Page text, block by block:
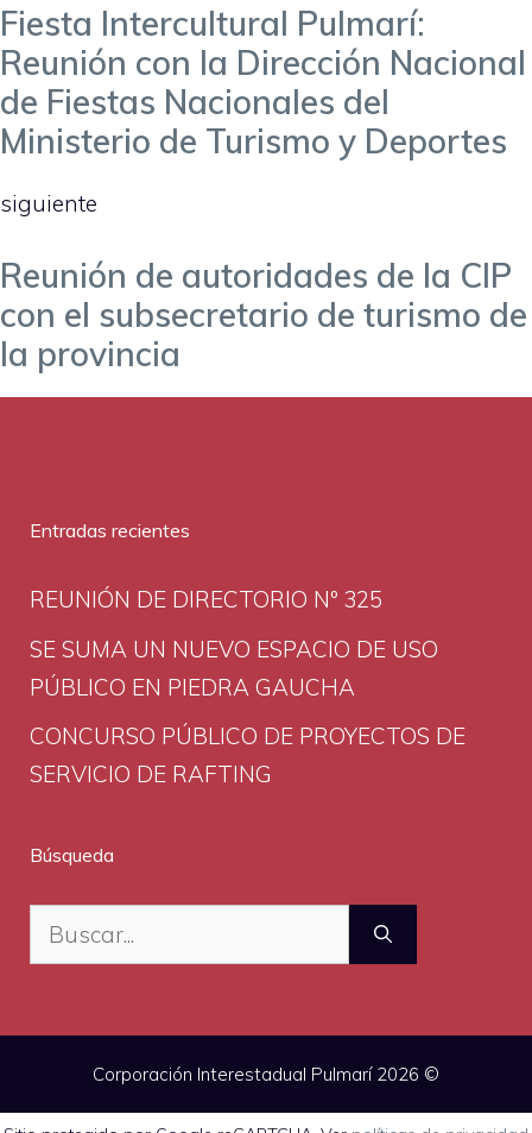
Fiesta Intercultural Pulmarí:
Reunión con la Dirección Nacional
de Fiestas Nacionales del
Ministerio de Turismo y Deportes
siguiente
Reunión de autoridades de la CIP
con el subsecretario de turismo de
la provincia
Entradas recientes
REUNIÓN DE DIRECTORIO Nº 325
SE SUMA UN NUEVO ESPACIO DE USO
PÚBLICO EN PIEDRA GAUCHA
CONCURSO PÚBLICO DE PROYECTOS DE
SERVICIO DE RAFTING
Búsqueda
Buscar:
Corporación Interestadual Pulmarí 2026 ©